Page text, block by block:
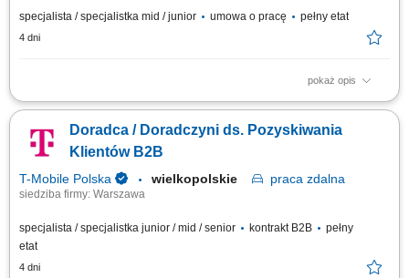
specjalista / specjalistka mid / junior umowa o pracę pełny etat
4 dni
pokaż opis
Pomoc klientom w wyborze produktów oraz zapewnienie profesjonalnej
Przygotowywanie zamówień i monitorowanie ich realizacji. Dbanie o
prawidłową prezentację produktów oraz dostępność asortymentu.
Doradca / Doradczyni ds. Pozyskiwania
Klientów B2B
T-Mobile Polska wielkopolskie praca zdalna
siedziba firmy: Warszawa
specjalista / specjalistka junior / mid / senior kontrakt B2B
pełny
etat
4 dni